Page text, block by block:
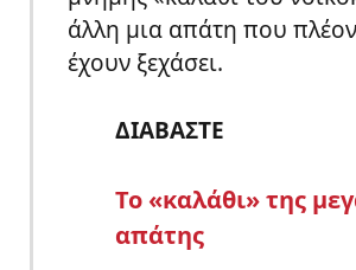
άλλη μια απάτη που
έχουν ξεχάσει.
ΔΙΑΒΑΣΤΕ
Το «καλάθι» της
απάτης